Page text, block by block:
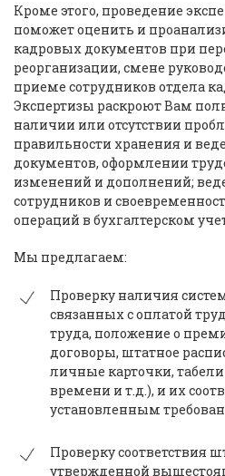
Кроме этого, проведение
поможет оценить и
кадровых документов при
реорганизации, смене
приеме сотрудников отдела
Экспертизы раскроют Вам
наличии или отсутствии
правильности хранения и
документов, оформлении
изменений и дополнений;
сотрудников и
операций в бухгалтерском
Мы предлагаем:
Проверку наличия
связанных с оплатой
труда, положение о
договоры, штатное
личные карточки, табели
времени и т.д.), и их
установленным
Проверку соответствия
утвержденной